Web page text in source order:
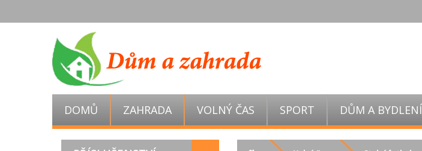
DOMŮ ZAHRADA VOLNÝ ČAS SPORT DŮM A BYDLENÍ